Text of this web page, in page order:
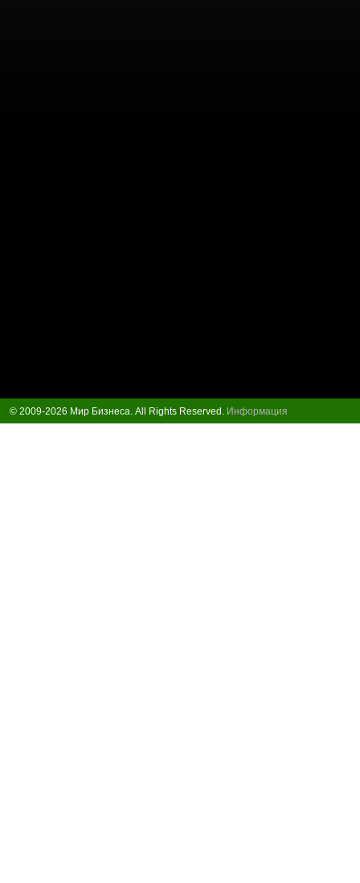
© 2009-2026 Мир Бизнеса. All Rights Reserved. Информация